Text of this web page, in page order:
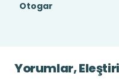
Otogar
Yorumlar,